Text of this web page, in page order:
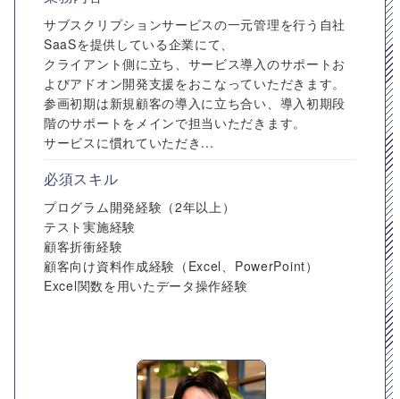
サブスクリプションサービスの一元管理を行う自社
SaaSを提供している企業にて、
クライアント側に立ち、サービス導入のサポートお
よびアドオン開発支援をおこなっていただきます。
参画初期は新規顧客の導入に立ち合い、導入初期段
階のサポートをメインで担当いただきます。
サービスに慣れていただき...
必須スキル
プログラム開発経験（2年以上）
テスト実施経験
顧客折衝経験
顧客向け資料作成経験（Excel、PowerPoint）
Excel関数を用いたデータ操作経験